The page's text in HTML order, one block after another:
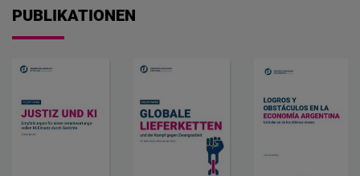
PUBLIKATIONEN
Cloudinary
Flickr
Newsletter2go